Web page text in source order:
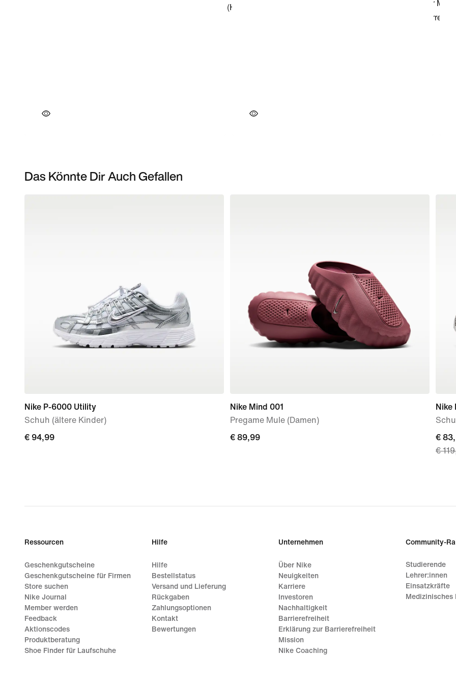
Das Könnte Dir Auch Gefallen
Nike P-6000 Utility
Schuh (ältere Kinder)
€ 94,99
€ 94,99
Nike Mind 001
Pregame Mule (Damen)
€ 89,99
€ 89,99
Nike
price
€
€
€
Ressourcen
Geschenkgutscheine
Geschenkgutscheine für Firmen
Store suchen
Nike Journal
Member werden
Feedback
Aktionscodes
Produktberatung
Shoe Finder für Laufschuhe
Hilfe
Hilfe
Bestellstatus
Versand und Lieferung
Rückgaben
Zahlungsoptionen
Kontakt
Bewertungen
Unternehmen
Über Nike
Neuigkeiten
Karriere
Investoren
Nachhaltigkeit
Barrierefreiheit
Erklärung zur Barrierefreiheit
Mission
Nike Coaching
Community-
Studierende
Lehrer:innen
Einsatzkräfte
Medizinisches